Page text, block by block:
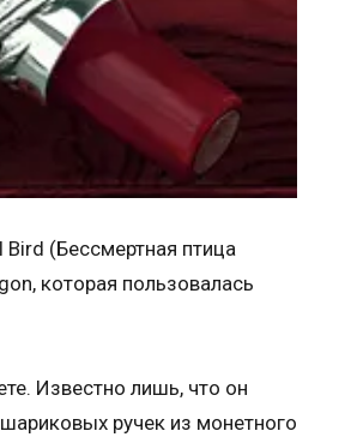
(Бессмертная птица
которая пользовалась
Известно лишь, что он
ручек из монетного